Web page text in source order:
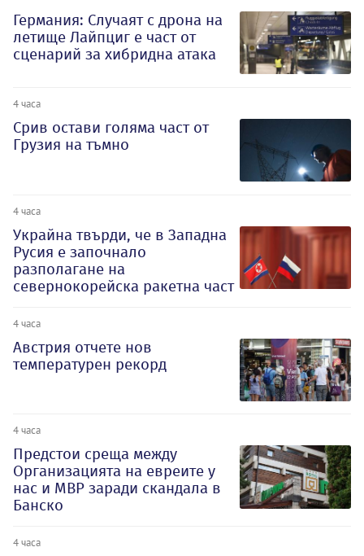
Германия: Случаят с дрона на
летище Лайпциг е част от
сценарий за хибридна атака
4 часа
Срив остави голяма част от
Грузия на тъмно
4 часа
Украйна твърди, че в Западна
Русия е започнало
разполагане на
севернокорейска ракетна част
4 часа
Австрия отчете нов
температурен рекорд
4 часа
Предстои среща между
Организацията на евреите у
нас и МВР заради скандала в
Банско
4 часа